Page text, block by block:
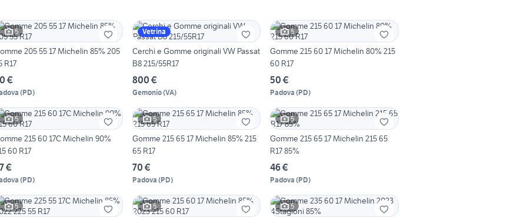
5
205 55 17 Michelin 85% 205
R17
€
(PD)
Vetrina
Cerchi e Gomme originali VW Passat
B8 215/55R17
800 €
Gemonio(VA)
5
Gomme 215 60 17 Michelin 80% 215
60 R17
50 €
Padova (PD)
5
215 60 17C Michelin 90%
60 R17
€
(PD)
5
Gomme 215 65 17 Michelin 85% 215
65 R17
70 €
Padova (PD)
5
Gomme 215 65 17 Michelin 215 65
R17 85%
46 €
Padova (PD)
5 5 5